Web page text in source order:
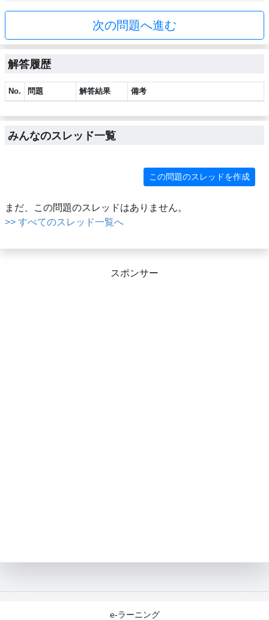
次の問題へ進む
解答履歴
No. 問題 解答結果 備考
みんなのスレッド一覧
この問題のスレッドを作成
まだ、この問題のスレッドはありません。
>> すべてのスレッド一覧へ
スポンサー
e-ラーニング